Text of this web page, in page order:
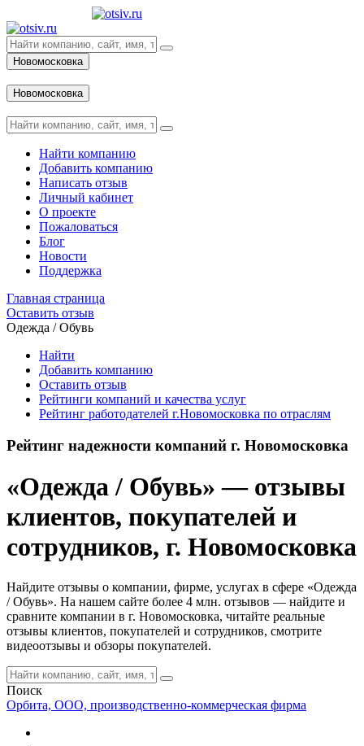
Новомосковка
Новомосковка
Найти компанию
Добавить компанию
Написать отзыв
Личный кабинет
О проекте
Пожаловаться
Блог
Новости
Поддержка
Главная страница
Оставить отзыв
Одежда / Обувь
Найти
Добавить компанию
Оставить отзыв
Рейтинги компаний и качества услуг
Рейтинг работодателей г.Новомосковка по отраслям
Рейтинг надежности компаний г. Новомосковка
«Одежда / Обувь» — отзывы
клиентов, покупателей и
сотрудников, г. Новомосковка
Найдите отзывы о компании, фирме, услугах в сфере «Одежда
/ Обувь». На нашем сайте более 4 млн. отзывов — найдите и
сравните компании в г. Новомосковка, читайте реальные
отзывы клиентов, покупателей и сотрудников, смотрите
видеоотзывы и обзоры покупателей.
Поиск
Орбита, ООО, производственно-коммерческая фирма